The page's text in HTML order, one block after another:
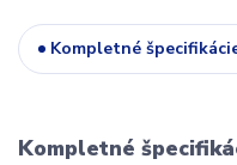
Kompletné
Kompletné